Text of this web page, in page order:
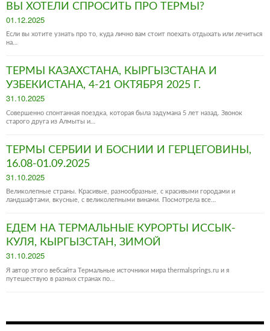
ВЫ ХОТЕЛИ СПРОСИТЬ ПРО ТЕРМЫ?
Posted
on
01.12.2025
Если вы хотите узнать про то, куда лично вам стоит поехать отдыхать или лечиться
на…
ТЕРМЫ КАЗАХСТАНА, КЫРГЫЗСТАНА И
УЗБЕКИСТАНА, 4-21 ОКТЯБРЯ 2025 Г.
Posted
on
31.10.2025
Совершенно спонтанная поездка, которая была задумана 5 лет назад. Звонок
старого друга из Алмыты и…
ТЕРМЫ СЕРБИИ И БОСНИИ И ГЕРЦЕГОВИНЫ,
16.08-01.09.2025
Posted
on
31.10.2025
Великолепные страны. Красивые, разнообразные, с красивыми городами и
ландшафтами, вкусные, с великолепными винами. Посмотрела все…
ЕДЕМ НА ТЕРМАЛЬНЫЕ КУРОРТЫ ИССЫК-
КУЛЯ, КЫРГЫЗСТАН, ЗИМОЙ
Posted
on
31.10.2025
Я автор этого вебсайта Термальные источники мира thermalsprings.ru и я
путешествую в разных странах по…